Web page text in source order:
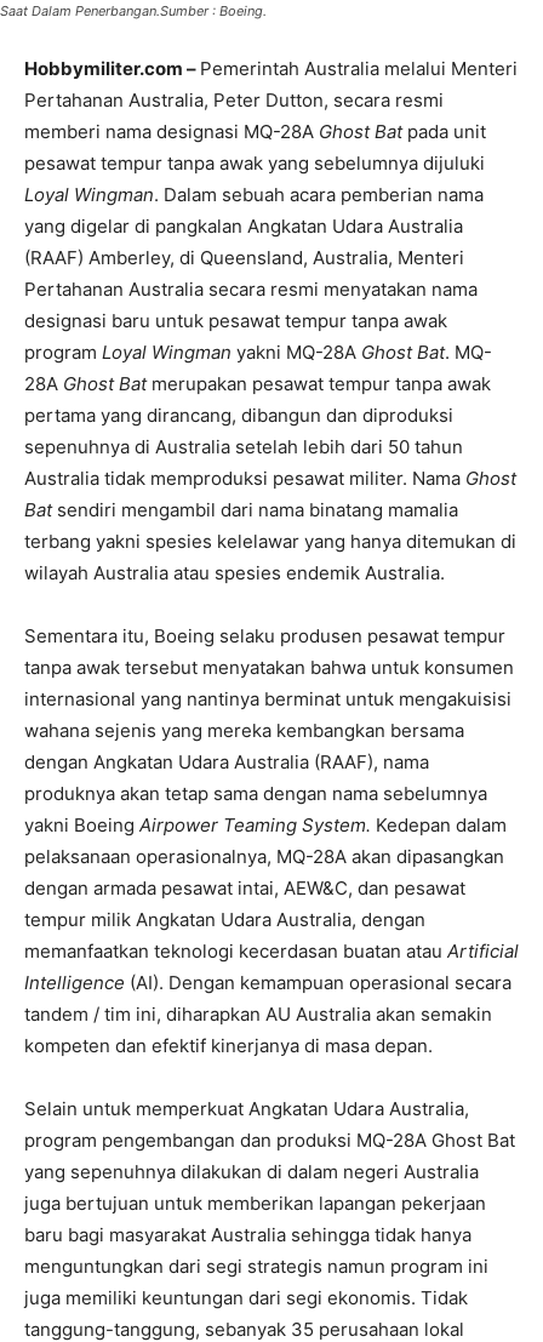
Saat Dalam Penerbangan.Sumber : Boeing.
Hobbymiliter.com – Pemerintah Australia melalui Menteri
Pertahanan Australia, Peter Dutton, secara resmi
memberi nama designasi MQ-28A Ghost Batpada unit
pesawat tempur tanpa awak yang sebelumnya dijuluki
Loyal Wingman. Dalam sebuah acara pemberian nama
yang digelar di pangkalan Angkatan Udara Australia
(RAAF) Amberley, di Queensland, Australia, Menteri
Pertahanan Australia secara resmi menyatakan nama
designasi baru untuk pesawat tempur tanpa awak
program Loyal Wingman yakni MQ-28A Ghost Bat. MQ-
28A Ghost Bat merupakan pesawat tempur tanpa awak
pertama yang dirancang, dibangun dan diproduksi
sepenuhnya di Australia setelah lebih dari 50 tahun
Australia tidak memproduksi pesawat militer. Nama Ghost
Batsendiri mengambil dari nama binatang mamalia
terbang yakni spesies kelelawar yang hanya ditemukan di
wilayah Australia atau spesies endemik Australia.
Sementara itu, Boeing selaku produsen pesawat tempur
tanpa awak tersebut menyatakan bahwa untuk konsumen
internasional yang nantinya berminat untuk mengakuisisi
wahana sejenis yang mereka kembangkan bersama
dengan Angkatan Udara Australia (RAAF), nama
produknya akan tetap sama dengan nama sebelumnya
yakni Boeing Airpower Teaming System. Kedepan dalam
pelaksanaan operasionalnya, MQ-28A akan dipasangkan
dengan armada pesawat intai, AEW&C, dan pesawat
tempur milik Angkatan Udara Australia, dengan
memanfaatkan teknologi kecerdasan buatan atau Artificial
Intelligence (AI). Dengan kemampuan operasional secara
tandem / tim ini, diharapkan AU Australia akan semakin
kompeten dan efektif kinerjanya di masa depan.
Selain untuk memperkuat Angkatan Udara Australia,
program pengembangan dan produksi MQ-28A Ghost Bat
yang sepenuhnya dilakukan di dalam negeri Australia
juga bertujuan untuk memberikan lapangan pekerjaan
baru bagi masyarakat Australia sehingga tidak hanya
menguntungkan dari segi strategis namun program ini
juga memiliki keuntungan dari segi ekonomis. Tidak
tanggung-tanggung, sebanyak 35 perusahaan lokal